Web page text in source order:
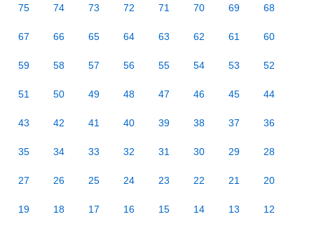
75 74 73 72 71 70 69 68
67 66 65 64 63 62 61 60
59 58 57 56 55 54 53 52
51 50 49 48 47 46 45 44
43 42 41 40 39 38 37 36
35 34 33 32 31 30 29 28
27 26 25 24 23 22 21 20
19 18 17 16 15 14 13 12